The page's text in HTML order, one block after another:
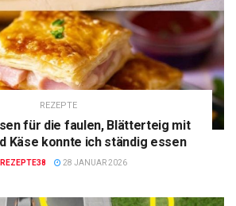
REZEPTE
für die faulen, Blätterteig mit
Käse konnte ich ständig essen
REZEPTE38 28 JANUAR 2026